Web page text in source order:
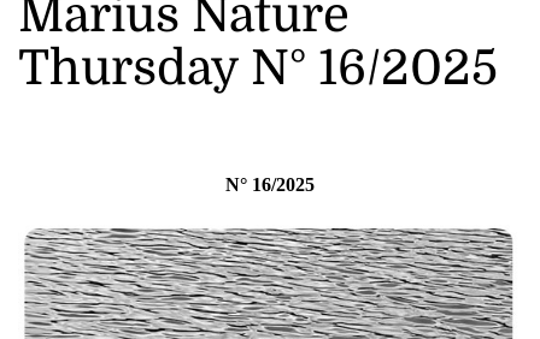
Marius Nature
Thursday N° 16/2025
N° 16/2025